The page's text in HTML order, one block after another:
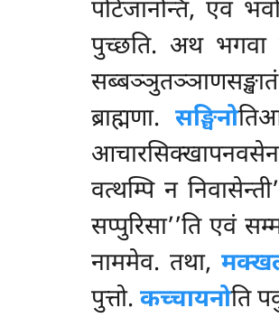
पटिजानन्ति, एवं
पुच्छति. अथ भगवा
ब्राह्मणा.सङ्घिनो
वत्थम्पि न
सप्पुरिसा’’ति एवं
नाममेव. तथा,
पुत्तो. कच्चायनोति